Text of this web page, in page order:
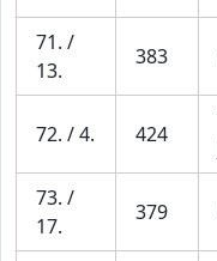
71. /
13.
383
72. / 4. 424
73. /
17.
379